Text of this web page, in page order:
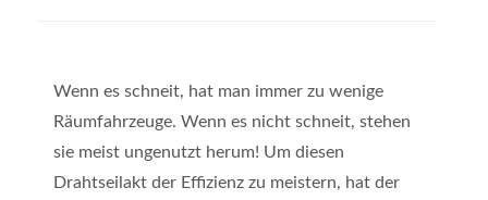
Wenn es schneit, hat man immer zu wenige
Räumfahrzeuge. Wenn es nicht schneit, stehen
sie meist ungenutzt herum! Um diesen
Drahtseilakt der Effizienz zu meistern, hat der